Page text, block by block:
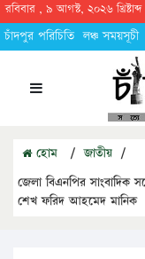
রবিবার , ৯ আগস্ট, ২০২৬
চাঁদপুর পরিচিতি লঞ্চ সময়সূচী
হোম / জাতীয় /
জেলা বিএনপির সাংবাদিক
শেখ ফরিদ আহমেদ মানিক